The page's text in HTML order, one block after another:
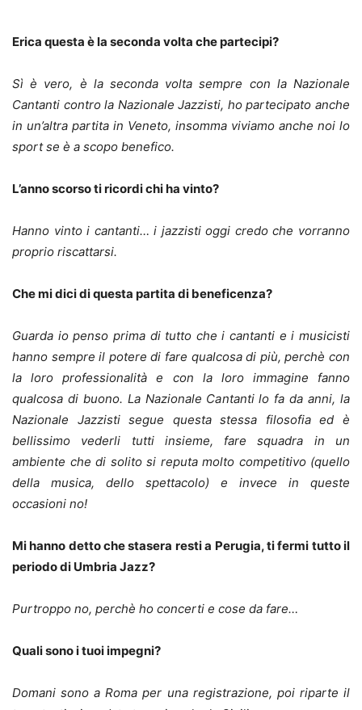
Erica questa è la seconda volta che partecipi?
Sì è vero, è la seconda volta sempre con la Nazionale
Cantanti contro la Nazionale Jazzisti, ho partecipato anche
in un’altra partita in Veneto, insomma viviamo anche noi lo
sport se è a scopo benefico.
L’anno scorso ti ricordi chi ha vinto?
Hanno vinto i cantanti… i jazzisti oggi credo che vorranno
proprio riscattarsi.
Che mi dici di questa partita di beneficenza?
Guarda io penso prima di tutto che i cantanti e i musicisti
hanno sempre il potere di fare qualcosa di più, perchè con
la loro professionalità e con la loro immagine fanno
qualcosa di buono. La Nazionale Cantanti lo fa da anni, la
Nazionale Jazzisti segue questa stessa filosofia ed è
bellissimo vederli tutti insieme, fare squadra in un
ambiente che di solito si reputa molto competitivo (quello
della musica, dello spettacolo) e invece in queste
occasioni no!
Mi hanno detto che stasera resti a Perugia, ti fermi tutto il
periodo di Umbria Jazz?
Purtroppo no, perchè ho concerti e cose da fare…
Quali sono i tuoi impegni?
Domani sono a Roma per una registrazione, poi riparte il